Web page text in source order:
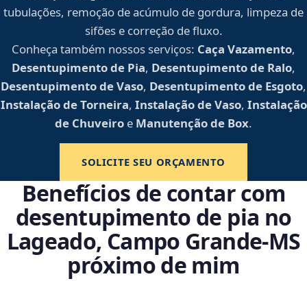
tubulações, remoção de acúmulo de gordura, limpeza de
sifões e correção de fluxo.
Conheça também nossos serviços: Caça Vazamento,
Desentupimento de Pia, Desentupimento de Ralo,
Desentupimento de Vaso, Desentupimento de Esgoto,
Instalação de Torneira, Instalação de Vaso, Instalação
de Chuveiro e Manutenção de Box.
SOLICITE SEU ORÇAMENTO
Benefícios de contar com
desentupimento de pia no
Lageado, Campo Grande‑MS
próximo de mim